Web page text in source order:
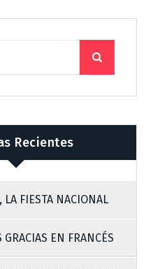
Recientes
LA FIESTA NACIONAL
GRACIAS EN FRANCÉS